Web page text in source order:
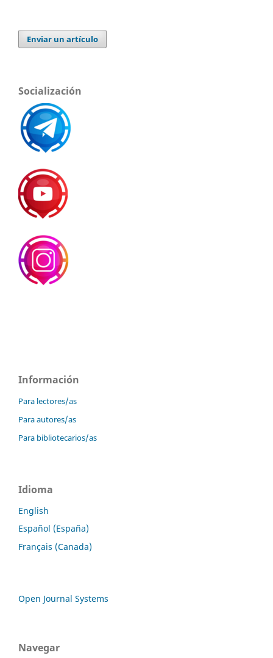
Enviar un artículo
Socialización
Información
Para lectores/as
Para autores/as
Para bibliotecarios/as
Idioma
English
Español (España)
Français (Canada)
Open Journal Systems
Navegar